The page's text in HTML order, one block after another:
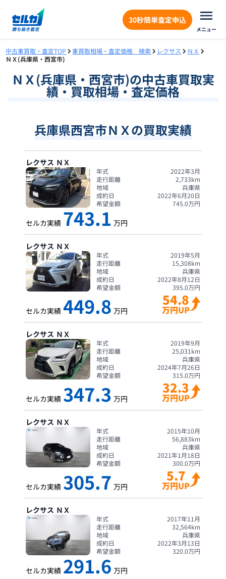
30秒簡単査定申込
メニュー
中古車買取・査定TOP 車買取相場・査定価格 検索 レクサス
ＮＸ
ＮＸ(兵庫県・西宮市)
ＮＸ(兵庫県 ・ 西宮市)の中古車買取実
績・買取相場・査定価格
兵庫県西宮市ＮＸの買取実績
レクサス ＮＸ
年式
2022年3月
走行距離
2,733km
地域
兵庫県
成約日
2022年6月20日
希望金額
745.0万円
セルカ実績 743.1 万円
レクサス ＮＸ
年式
2019年5月
走行距離
15,308km
地域
兵庫県
成約日
2022年8月12日
希望金額
395.0万円
セルカ実績 449.8 万円
54.8
万円UP
レクサス ＮＸ
年式
2019年9月
走行距離
25,031 km
地域
兵庫県
成約日
2024年7月26日
希望金額
315.0万円
セルカ実績 347.3 万円
32.3
万円UP
レクサス ＮＸ
年式
2015年10月
走行距離
56,883km
地域
兵庫県
成約日
2021年1月18日
希望金額
300.0万円
セルカ実績 305.7 万円
5.7
万円UP
レクサス ＮＸ
年式
2017年11月
走行距離
32,564km
地域
兵庫県
成約日
2022年3月13日
希望金額
320.0万円
セルカ実績 291.6 万円